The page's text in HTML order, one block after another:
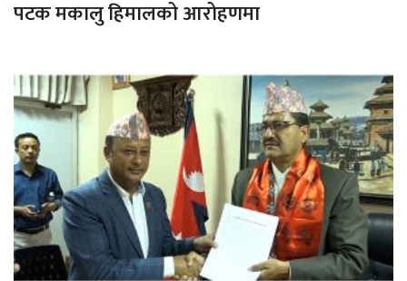
पटक मकालु हिमालको आरोहणमा